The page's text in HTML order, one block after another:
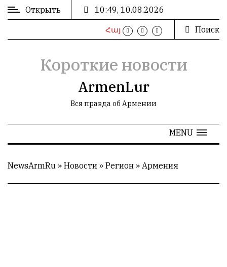
ВХОД
РЕГИСТРАЦИЯ
РЕКЛАМА
Открыть 10:49, 10.08.2026
Հայ Поиск
Короткие новости
ArmenLur
Вся правда об Армении
MENU
NewsArmRu » Новости » Регион » Армения